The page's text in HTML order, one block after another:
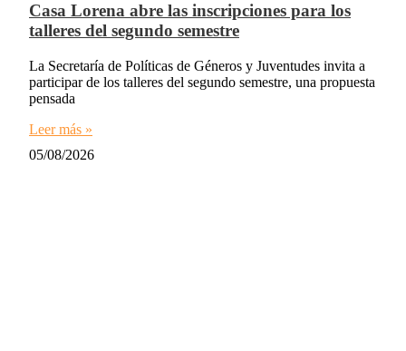
Casa Lorena abre las inscripciones para los
talleres del segundo semestre
La Secretaría de Políticas de Géneros y Juventudes invita a
participar de los talleres del segundo semestre, una propuesta
pensada
Leer más »
05/08/2026